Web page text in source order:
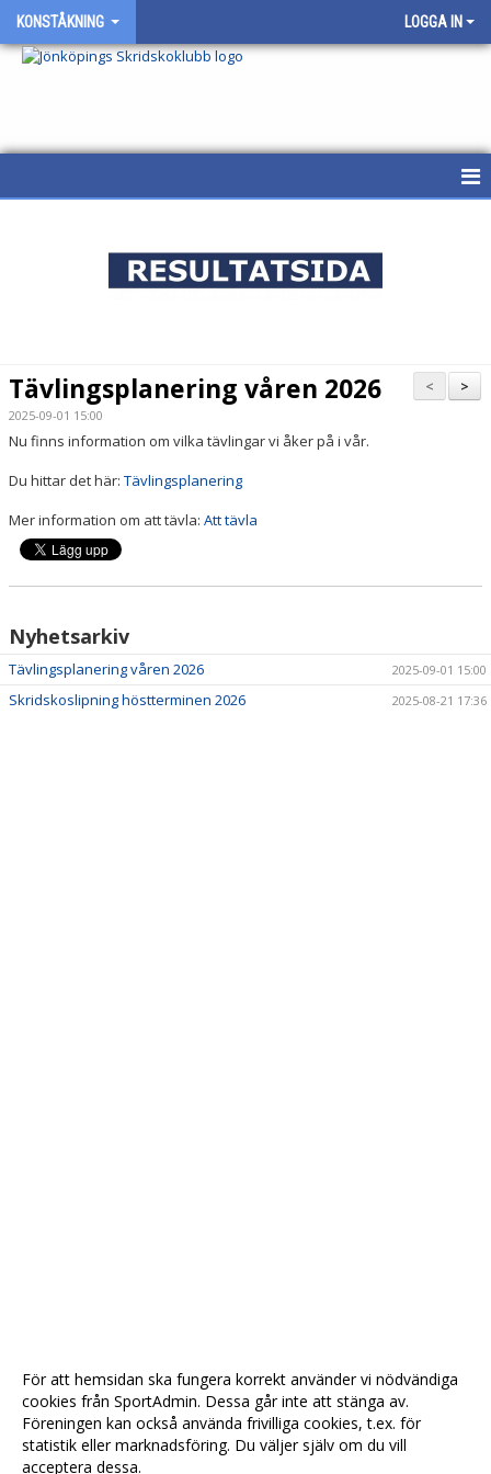
KONSTÅKNING LOGGA IN
UTRUSTNING OCH SKRIDSKOR
TÄVLINGAR
>
<
Tävlingsplanering våren 2026
2025-09-01 15:00
Nu finns information om vilka tävlingar vi åker på i vår.
Du hittar det här: Tävlingsplanering
Mer information om att tävla: Att tävla
Nyhetsarkiv
Tävlingsplanering våren 2026 2025-09-01 15:00
Skridskoslipning höstterminen 2026 2025-08-21 17:36
För att hemsidan ska fungera korrekt använder vi nödvändiga
cookies från SportAdmin. Dessa går inte att stänga av.
Föreningen kan också använda frivilliga cookies, t.ex. för
statistik eller marknadsföring. Du väljer själv om du vill
acceptera dessa.